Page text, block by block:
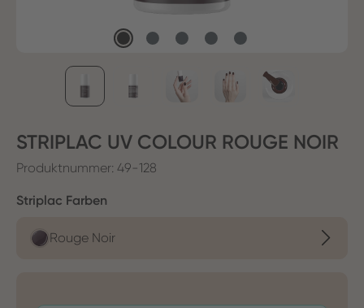
STRIPLAC UV COLOUR ROUGE NOIR
Produktnummer: 49-128
Striplac Farben
Rouge Noir